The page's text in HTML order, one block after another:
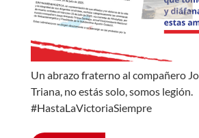
Un abrazo fraterno al compañero
Triana, no estás solo, somos legión.
#HastaLaVictoriaSiempre